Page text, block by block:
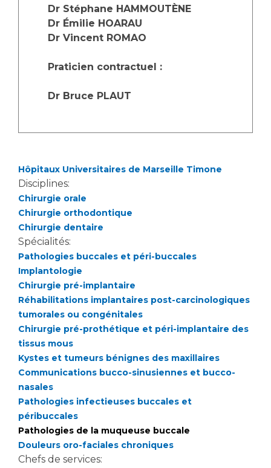
Accueil sourds et malentendants
Charte Romain Jacob
Activité physique
Médecine nucléaire
Maladies rares
Maternité Hôpital Nord
Vos représentants
La Commission Des Usagers (CDU)
Les Comités Locaux des Usagers
Le projet des usagers
Qualité
Professionnels de santé
Adresser un patient
Adresser un examen au Laboratoire de Biologie
Radiologie / Imagerie
Les pôles d'activité médicale
Adresser un examen au Laboratoire d'Infectiologie
Centres de référence Maladies Rares
Plateforme d'Expertise Maladies Rares
Presse / Multimédia
Communiqués de presse
Dossiers de presse
Médiathèque
Fournisseurs
Rôles et missions
Liste des marchés conclus
Documents utiles
Dr Stéphane HAMMOUTÈNE
Dr Émilie HOARAU
Dr Vincent ROMAO
Praticien contractuel :
Dr Bruce PLAUT
Hôpitaux Universitaires de Marseille Timone
Disciplines:
Chirurgie orale
Chirurgie orthodontique
Chirurgie dentaire
Spécialités:
Pathologies buccales et péri-buccales
Implantologie
Chirurgie pré-implantaire
Réhabilitations implantaires post-carcinologiques
tumorales ou congénitales
Chirurgie pré-prothétique et péri-implantaire des
tissus mous
Kystes et tumeurs bénignes des maxillaires
Communications bucco-sinusiennes et bucco-
nasales
Pathologies infectieuses buccales et
péribuccales
Pathologies de la muqueuse buccale
Douleurs oro-faciales chroniques
Chefs de services: